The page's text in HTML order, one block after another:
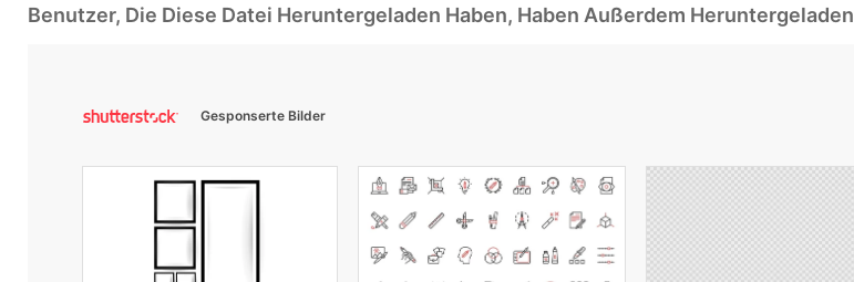
Benutzer, Die Diese Datei Heruntergeladen Haben, Haben Außerdem Heruntergeladen
Gesponserte Bilder